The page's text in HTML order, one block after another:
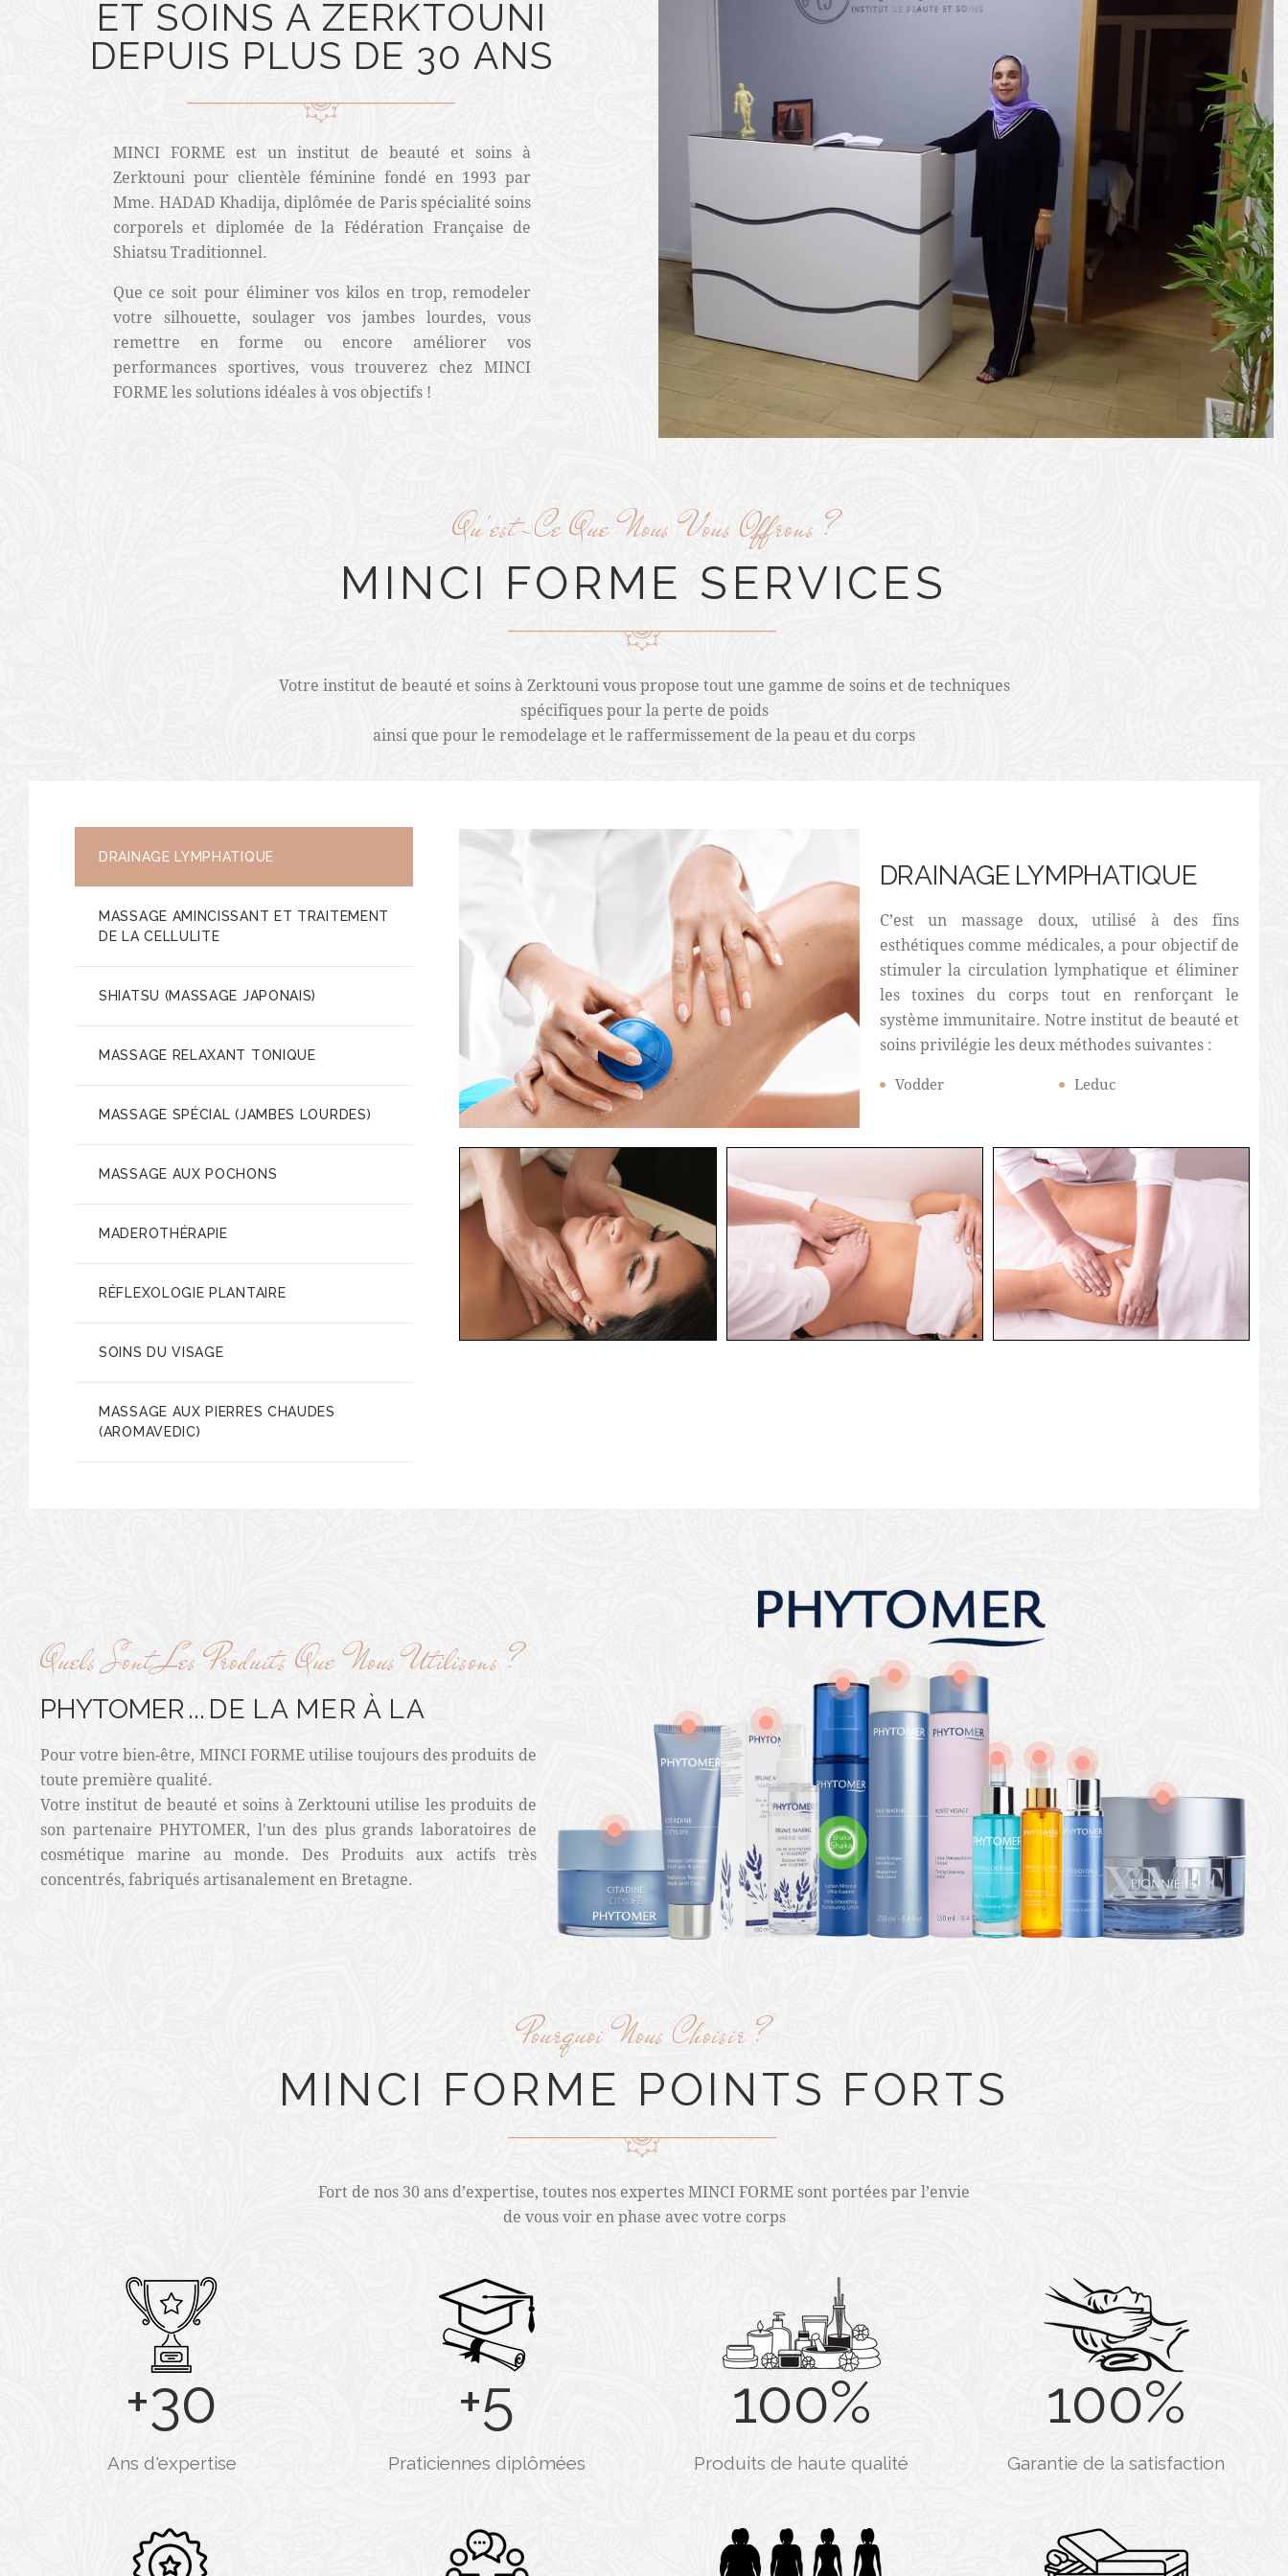
ET SOINS À ZERKTOUNI
DEPUIS PLUS DE 30 ANS
MINCI FORME est un institut de beauté et soins à
Zerktouni pour clientèle féminine fondé en 1993 par
Mme. HADAD Khadija, diplômée de Paris spécialité soins
corporels et diplomée de la Fédération Française de
Shiatsu Traditionnel.
Que ce soit pour éliminer vos kilos en trop, remodeler
votre silhouette, soulager vos jambes lourdes, vous
remettre en forme ou encore améliorer vos
performances sportives, vous trouverez chez MINCI
FORME les solutions idéales à vos objectifs !
Qu'est-Ce Que Nous Vous Offrons ?
MINCI FORME SERVICES
Votre institut de beauté et soins à Zerktouni vous propose tout une gamme de soins et de techniques
spécifiques pour la perte de poids
ainsi que pour le remodelage et le raffermissement de la peau et du corps
DRAINAGE LYMPHATIQUE
MASSAGE AMINCISSANT ET TRAITEMENT
DE LA CELLULITE
SHIATSU (MASSAGE JAPONAIS)
MASSAGE RELAXANT TONIQUE
MASSAGE SPÉCIAL (JAMBES LOURDES)
MASSAGE AUX POCHONS
MADEROTHÉRAPIE
RÉFLEXOLOGIE PLANTAIRE
SOINS DU VISAGE
MASSAGE AUX PIERRES CHAUDES
(AROMAVEDIC)
DRAINAGE LYMPHATIQUE
C’est un massage doux, utilisé à des fins
esthétiques comme médicales, a pour objectif de
stimuler la circulation lymphatique et éliminer
les toxines du corps tout en renforçant le
système immunitaire. Notre institut de beauté et
soins privilégie les deux méthodes suivantes :
Vodder Leduc
Quels Sont Les Produits Que Nous Utilisons ?
PHYTOMER ... DE LA MER À _
Pour votre bien-être, MINCI FORME utilise toujours des produits de
toute première qualité.
Votre institut de beauté et soins à Zerktouni utilise les produits de
son partenaire PHYTOMER, l'un des plus grands laboratoires de
cosmétique marine au monde. Des Produits aux actifs très
concentrés, fabriqués artisanalement en Bretagne.
Pourquoi Nous Choisir ?
MINCI FORME POINTS FORTS
Fort de nos 30 ans d’expertise, toutes nos expertes MINCI FORME sont portées par l’envie
de vous voir en phase avec votre corps
+30
Ans d'expertise
+5
Praticiennes diplômées
100%
Produits de haute qualité
100%
Garantie de la satisfaction